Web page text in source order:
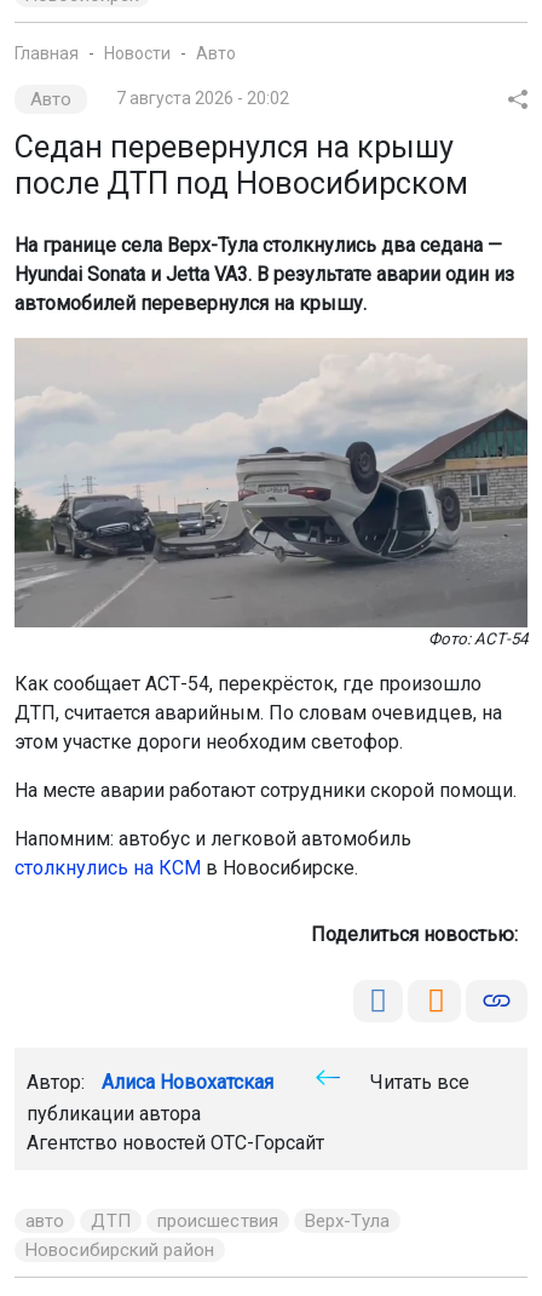
Главная Новости Авто
Авто 7 августа 2026 - 20:02
Седан перевернулся на крышу
после ДТП под Новосибирском
На границе села Верх-Тула столкнулись два седана —
Hyundai Sonata и Jetta VA3. В результате аварии один из
автомобилей перевернулся на крышу.
Фото: АСТ-54
Как сообщает АСТ-54, перекрёсток, где произошло
ДТП, считается аварийным. По словам очевидцев, на
этом участке дороги необходим светофор.
На месте аварии работают сотрудники скорой помощи.
Напомним: автобус и легковой автомобиль
столкнулись на КСМ в Новосибирске.
Поделиться новостью:
Автор: Алиса Новохатская
Читать все
публикации автора
Агентство новостей ОТС-Горсайт
авто ДТП происшествия
Верх-Тула
Новосибирский район